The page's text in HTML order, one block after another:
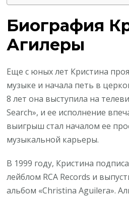
Биография
Агилеры
Еще с юных лет Кристина
музыке и начала петь в
8 лет она выступила на
Search», и ее исполнение
выигрыш стал началом ее
музыкальной карьеры.
В 1999 году, Кристина
лейблом RCA Records и
альбом «Christina Aguilera».